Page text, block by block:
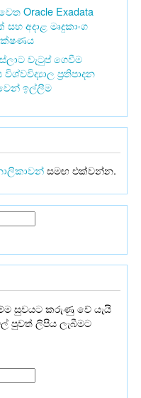
Oracle Exadata
අදාළ මෘදුකාංග
වැටුප් ගෙවීම
ප්‍රතිපාදන
ඉල්ලීම
සමඟ එක්වන්න.
සුවයට කරුණු වේ යැයි
පුවත් ලිපිය ලැබීමට